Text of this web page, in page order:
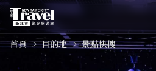
跳
主
要首頁 目的地 景點快搜